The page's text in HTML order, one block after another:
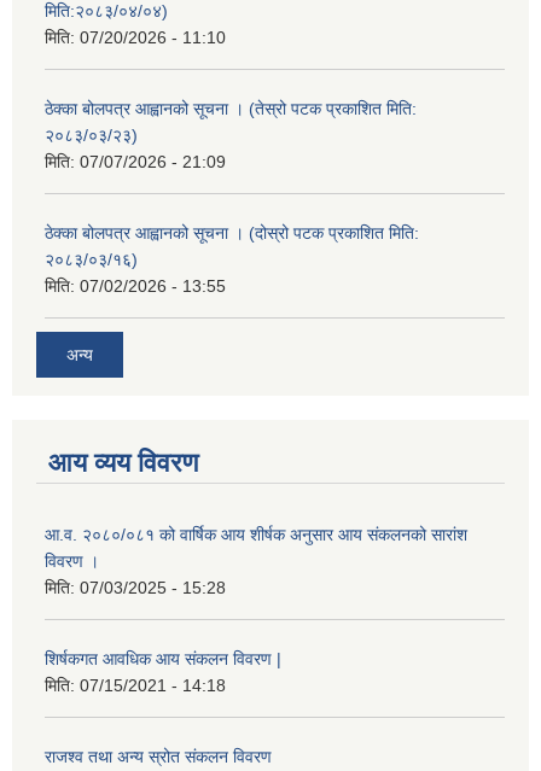
मिति:२०८३/०४/०४)
मिति: 07/20/2026 - 11:10
ठेक्का बोलपत्र आह्वानको सूचना । (तेस्रो पटक प्रकाशित मिति:
२०८३/०३/२३)
मिति: 07/07/2026 - 21:09
ठेक्का बोलपत्र आह्वानको सूचना । (दोस्रो पटक प्रकाशित मिति:
२०८३/०३/१६)
मिति: 07/02/2026 - 13:55
अन्य
आय व्यय विवरण
आ.व. २०८०/०८१ को वार्षिक आय शीर्षक अनुसार आय संकलनको सारांश
विवरण ।
मिति: 07/03/2025 - 15:28
शिर्षकगत आवधिक आय संकलन विवरण |
मिति: 07/15/2021 - 14:18
राजश्व तथा अन्य स्रोत संकलन विवरण